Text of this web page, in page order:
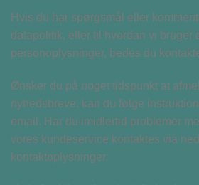
Hvis du har spørgsmål eller
datapolitik, eller til hvordan vi bruger
personoplysninger, bedes du
Ønsker du på noget tidspunkt at
nyhedsbreve, kan du følge
email. Har du imidlertid problemer
vores kundeservice kontaktes via
kontaktoplysninger.